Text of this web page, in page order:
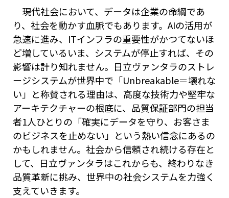
現代社会において、データは企業の命綱であ
り、社会を動かす血脈でもあります。AIの活用が
急速に進み、ITインフラの重要性がかつてないほ
ど増しているいま、システムが停止すれば、その
影響は計り知れません。日立ヴァンタラのストレ
ージシステムが世界中で「Unbreakable＝壊れな
い」と称賛される理由は、高度な技術力や堅牢な
アーキテクチャーの根底に、品質保証部門の担当
者1人ひとりの「確実にデータを守り、お客さま
のビジネスを止めない」という熱い信念にあるの
かもしれません。社会から信頼され続ける存在と
して、日立ヴァンタラはこれからも、終わりなき
品質革新に挑み、世界中の社会システムを力強く
支えていきます。